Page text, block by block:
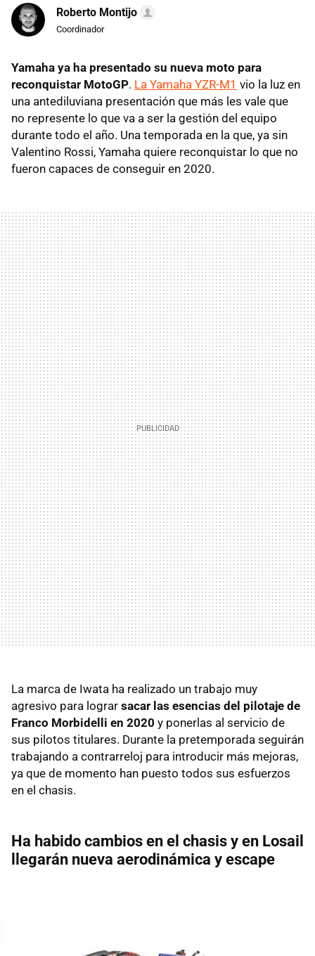
Roberto Montijo
Coordinador
Yamaha ya ha presentado su nueva moto para
reconquistar MotoGP. La Yamaha YZR-M1 vio la luz en
una antediluviana presentación que más les vale que
no represente lo que va a ser la gestión del equipo
durante todo el año. Una temporada en la que, ya sin
Valentino Rossi, Yamaha quiere reconquistar lo que no
fueron capaces de conseguir en 2020.
La marca de Iwata ha realizado un trabajo muy
agresivo para lograr sacar las esencias del pilotaje de
Franco Morbidelli en 2020 y ponerlas al servicio de
sus pilotos titulares. Durante la pretemporada seguirán
trabajando a contrarreloj para introducir más mejoras,
ya que de momento han puesto todos sus esfuerzos
en el chasis.
Ha habido cambios en el chasis y en Losail
llegarán nueva aerodinámica y escape